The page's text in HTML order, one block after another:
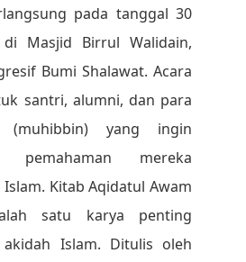
pada tanggal 30
Masjid Birrul Walidain,
Bumi Shalawat. Acara
santri, alumni, dan para
(muhibbin) yang ingin
pemahaman mereka
Kitab Aqidatul Awam
satu karya penting
Islam. Ditulis oleh